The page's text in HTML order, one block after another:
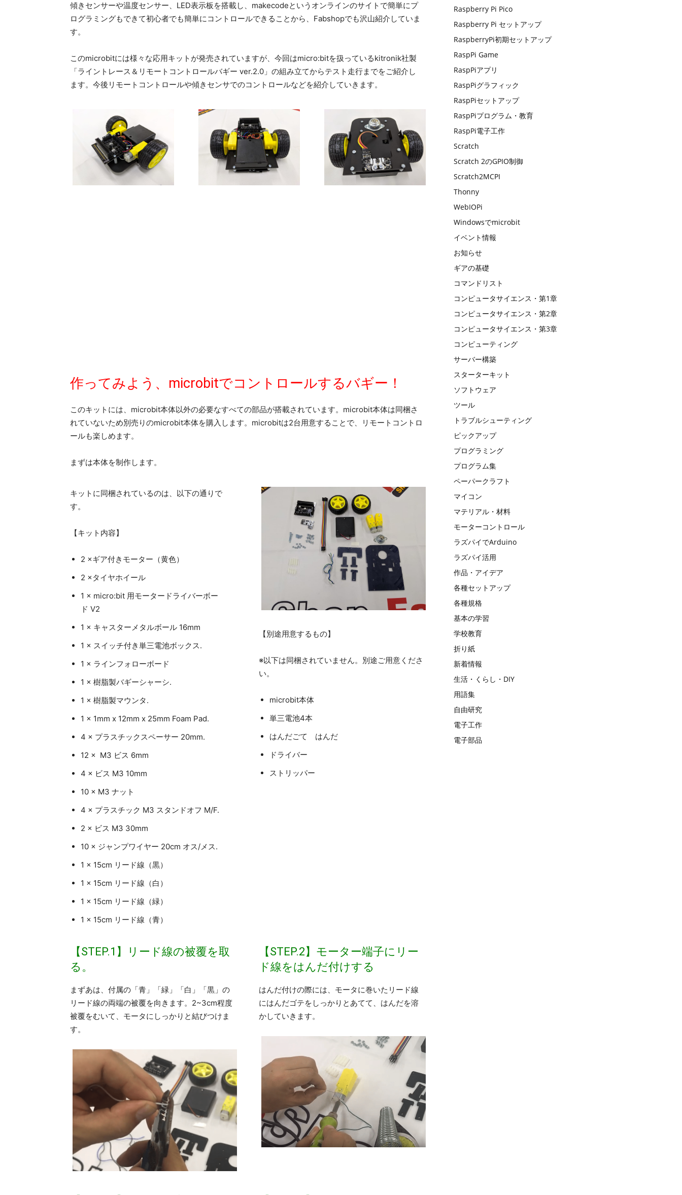
傾きセンサーや温度センサー、LED表示板を搭載し、makecodeというオンラインのサイトで簡単にプ
ログラミングもできて初心者でも簡単にコントロールできることから、Fabshopでも沢山紹介していま
す。
このmicrobitには様々な応用キットが発売されていますが、今回はmicro:bitを扱っているkitronik社製
「ライントレース＆リモートコントロールバギー ver.2.0」の組み立てからテスト走行までをご紹介し
ます。今後リモートコントロールや傾きセンサでのコントロールなどを紹介していきます。
作ってみよう、microbitでコントロールするバギー！
このキットには、microbit本体以外の必要なすべての部品が搭載されています。microbit本体は同梱さ
れていないため別売りのmicrobit本体を購入します。microbitは2台用意することで、リモートコントロ
ールも楽しめます。
まずは本体を制作します。
キットに同梱されているのは、以下の通りで
す。
【キット内容】
2 ×ギア付きモーター（黄色）
2 ×タイヤホイール
1 × micro:bit 用モータードライバーボー
ド V2
1 × キャスターメタルボール 16mm
1 × スイッチ付き単三電池ボックス.
1 × ラインフォローボード
1 × 樹脂製バギーシャーシ.
1 × 樹脂製マウンタ.
1 × 1mm x 12mm x 25mm Foam Pad.
4 × プラスチックスペーサー 20mm.
12 × M3 ビス 6mm
4 × ビス M3 10mm
10 × M3 ナット
4 × プラスチック M3 スタンドオフ M/F.
2 × ビス M3 30mm
10 × ジャンプワイヤー 20cm オス/メス.
1 × 15cm リード線（黒）
1 × 15cm リード線（白）
1 × 15cm リード線（緑）
1 × 15cm リード線（青）
【別途用意するもの】
※以下は同梱されていません。別途ご用意くださ
い。
microbit本体
単三電池4本
はんだごて はんだ
ドライバー
ストリッパー
【STEP.1】リード線の被覆を取
る。
まずあは、付属の「青」「緑」「白」「黒」の
リード線の両端の被覆を向きます。2~3cm程度
被覆をむいて、モータにしっかりと結びつけま
す。
【STEP.2】モーター端子にリー
ド線をはんだ付けする
はんだ付けの際には、モータに巻いたリード線
にはんだゴテをしっかりとあてて、はんだを溶
かしていきます。
Raspberry Pi Pico
Raspberry Pi セットアップ
RaspberryPi初期セットアップ
RaspPi Game
RaspPiアプリ
RaspPiグラフィック
RaspPiセットアップ
RaspPiプログラム・教育
RaspPi電子工作
Scratch
Scratch 2のGPIO制御
Scratch2MCPI
Thonny
WebIOPi
Windowsでmicrobit
イベント情報
お知らせ
ギアの基礎
コマンドリスト
コンピュータサイエンス・第1章
コンピュータサイエンス・第2章
コンピュータサイエンス・第3章
コンピューティング
サーバー構築
スターターキット
ソフトウェア
ツール
トラブルシューティング
ピックアップ
プログラミング
プログラム集
ペーパークラフト
マイコン
マテリアル・材料
モーターコントロール
ラズパイでArduino
ラズパイ活用
作品・アイデア
各種セットアップ
各種規格
基本の学習
学校教育
折り紙
新着情報
生活・くらし・DIY
用語集
自由研究
電子工作
電子部品